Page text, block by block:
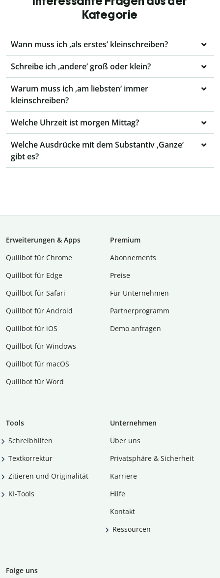
Kategorie
Wann muss ich ‚als erstes‘ kleinschreiben?
Schreibe ich ‚andere‘ groß oder klein?
Warum muss ich ‚am liebsten‘ immer
kleinschreiben?
Welche Uhrzeit ist morgen Mittag?
Welche Ausdrücke mit dem Substantiv ‚Ganze‘
gibt es?
Erweiterungen & Apps
Quillbot für Chrome
Quillbot für Edge
Quillbot für Safari
Quillbot für Android
Quillbot für iOS
Quillbot für Windows
Quillbot für macOS
Quillbot für Word
Premium
Abon­ne­ments
Preise
Für Unternehmen
Partnerprogramm
Demo anfragen
Tools
Schreibhilfen
Textkorrektur
Zitieren und Originalität
KI-Tools
Unternehmen
Über uns
Privatsphäre & Sicherheit
Karriere
Hilfe
Kontakt
Ressourcen
Folge uns